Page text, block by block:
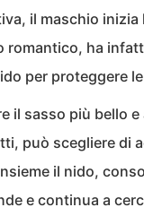
il maschio
romantico, ha
per proteggere
il sasso più bello
può scegliere di
il nido,
e continua a